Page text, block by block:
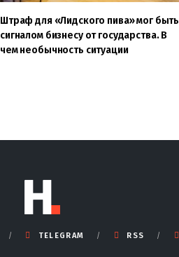
Штраф для «Лидского пива» мог быть
сигналом бизнесу от государства. В
чем необычность ситуации
TELEGRAM RSS